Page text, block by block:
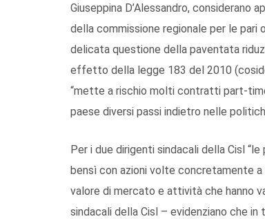
Giuseppina D’Alessandro, considerano
della commissione regionale per le
delicata questione della paventata
effetto della legge 183 del 2010
“mette a rischio molti contratti part-
paese diversi passi indietro nelle
Per i due dirigenti sindacali della Cisl
bensì con azioni volte concretamente
valore di mercato e attività che hanno
sindacali della Cisl – evidenziano che